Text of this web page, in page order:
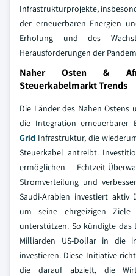
Infrastrukturprojekte,
der erneuerbaren Energien
Erholung und des
Herausforderungen der
Naher Osten &
Steuerkabelmarkt Trends
Die Länder des Nahen
die Integration erneuerbarer
Grid Infrastruktur, die
Steuerkabel antreibt.
ermöglichen Echtzeit-
Stromverteilung und
Saudi-Arabien investiert aktiv
um seine ehrgeizigen
unterstützen. So kündigte das
Milliarden US-Dollar in die
investieren. Diese Initiative
die darauf abzielt, die